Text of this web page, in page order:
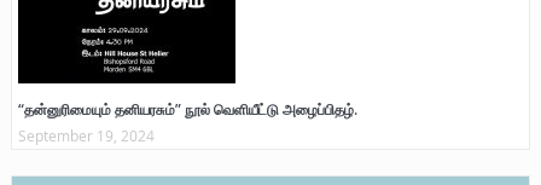
“தன்னுரிமையும் தனியரசும்” நூல் வெளியீட்டு அழைப்பிதழ்.
September 19, 2024